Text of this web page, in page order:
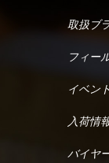
取扱ブ
フィー
イベン
入荷情
バイヤ